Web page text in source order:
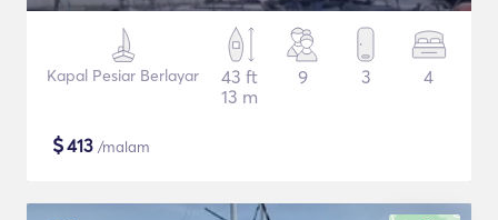
Kapal Pesiar Berlayar
43 ft
13 m
9 3 4
$413 /malam